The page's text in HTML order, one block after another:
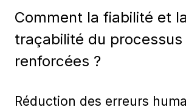
Comment la fiabilité et la
traçabilité du
renforcées ?
Réduction des erreurs